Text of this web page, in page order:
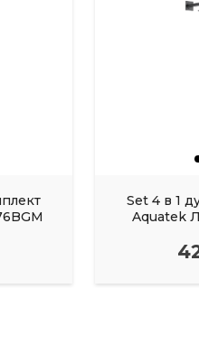
Set 4 в 1
Aquatek